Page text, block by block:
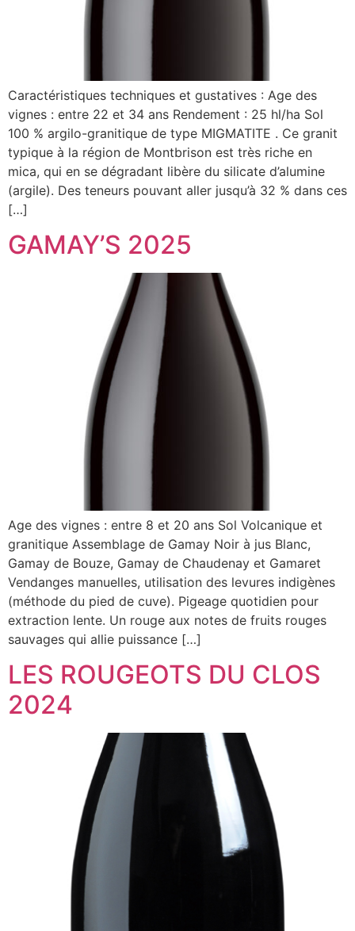
Caractéristiques techniques et gustatives : Age des
vignes : entre 22 et 34 ans Rendement : 25 hl/ha Sol
100 % argilo-granitique de type MIGMATITE . Ce granit
typique à la région de Montbrison est très riche en
mica, qui en se dégradant libère du silicate d’alumine
(argile). Des teneurs pouvant aller jusqu’à 32 % dans ces
[…]
GAMAY’S 2025
Age des vignes : entre 8 et 20 ans Sol Volcanique et
granitique Assemblage de Gamay Noir à jus Blanc,
Gamay de Bouze, Gamay de Chaudenay et Gamaret
Vendanges manuelles, utilisation des levures indigènes
(méthode du pied de cuve). Pigeage quotidien pour
extraction lente. Un rouge aux notes de fruits rouges
sauvages qui allie puissance […]
LES ROUGEOTS DU CLOS
2024